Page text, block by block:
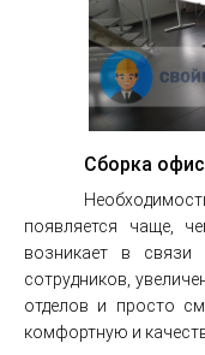
Сборка
появляется чаще,
возникает в
сотрудников,
отделов и просто
комфортную и